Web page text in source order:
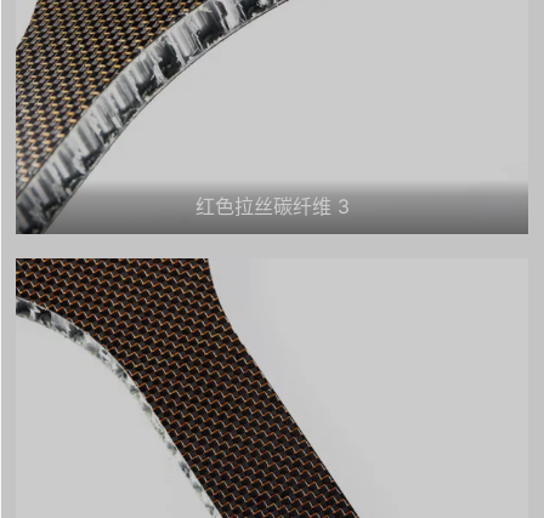
红色拉丝碳纤维 3